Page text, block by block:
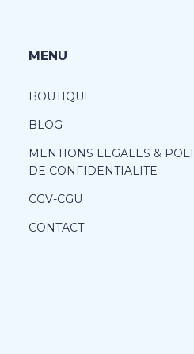
MENU
BOUTIQUE
BLOG
MENTIONS LEGALES &
DE CONFIDENTIALITE
CGV-CGU
CONTACT